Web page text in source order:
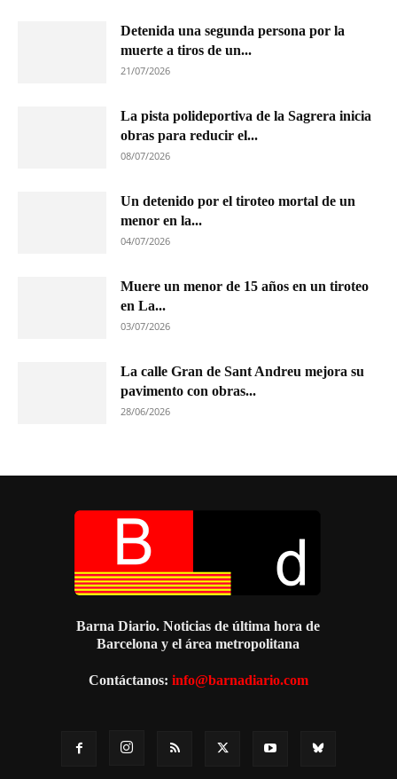
Detenida una segunda persona por la
muerte a tiros de un...
21/07/2026
La pista polideportiva de la Sagrera inicia
obras para reducir el...
08/07/2026
Un detenido por el tiroteo mortal de un
menor en la...
04/07/2026
Muere un menor de 15 años en un tiroteo
en La...
03/07/2026
La calle Gran de Sant Andreu mejora su
pavimento con obras...
28/06/2026
Barna Diario. Noticias de última hora de
Barcelona y el área metropolitana
Contáctanos: info@barnadiario.com